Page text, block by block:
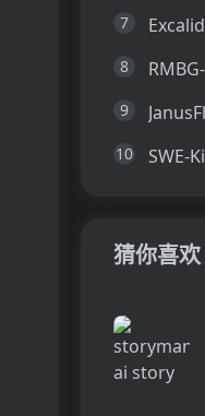
7
8
9
10
猜你喜欢